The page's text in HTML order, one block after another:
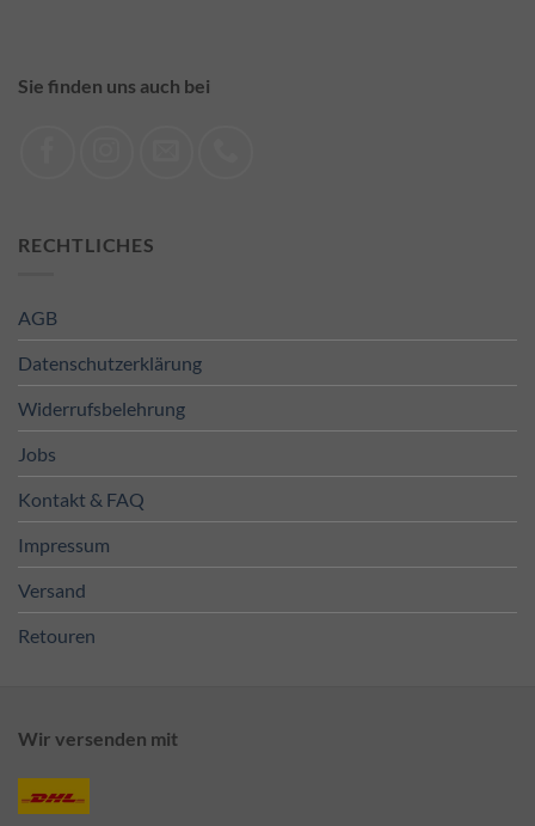
Sie finden uns auch bei
RECHTLICHES
AGB
Datenschutzerklärung
Widerrufsbelehrung
Jobs
Kontakt & FAQ
Impressum
Versand
Retouren
Wir versenden mit